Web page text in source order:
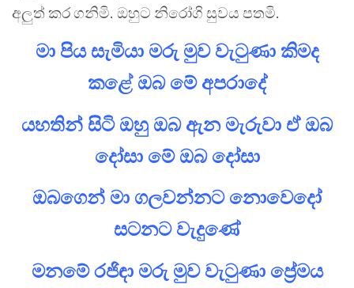
අලුත් කර ගනිමි. ඔහුට නිරෝගි සුවය පතමි.
මා පිය සැමියා මරු මුව වැටුණා කිමද
කළේ ඔබ මේ අපරාදේ
යහතින් සිටි ඔහු ඔබ ඇන මැරුවා ඒ ඔබ
දෝසා මේ ඔබ දෝසා
ඔබගෙන් මා ගලවන්නට නොවෙදෝ
සටනට වැදුණේ
මනමේ රජිඳා මරු මුව වැටුණා ප්‍රේමය